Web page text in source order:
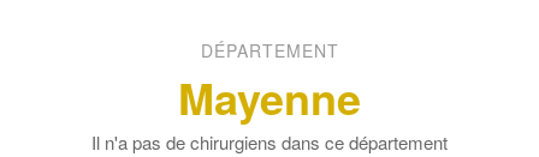
DÉPARTEMENT
Mayenne
Il n'a pas de chirurgiens dans ce département